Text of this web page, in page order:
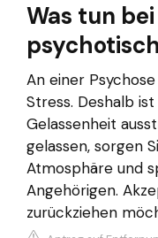
Was tun
An einer
Stress. Deshalb
Gelassenheit
gelassen, sorgen
Atmosphäre und
Angehörigen.
zurückziehen